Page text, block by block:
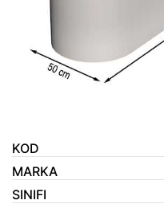
KOD
MARKA
SINIFI